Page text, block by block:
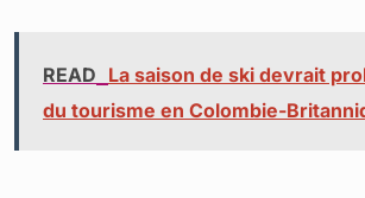
READ La saison de ski devrait
du tourisme en Colombie-